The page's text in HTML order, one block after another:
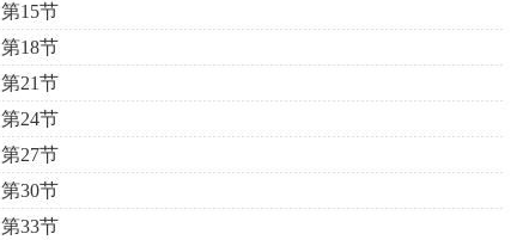
第15节
第18节
第21节
第24节
第27节
第30节
第33节